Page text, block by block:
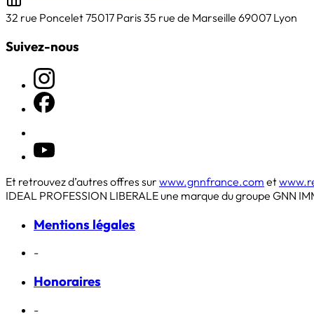
32 rue Poncelet 75017 Paris 35 rue de Marseille 69007 Lyon
Suivez-nous
Et retrouvez d’autres offres sur www.gnnfrance.com et
IDEAL PROFESSION LIBERALE une marque du groupe GNN
Mentions légales
-
Honoraires
-